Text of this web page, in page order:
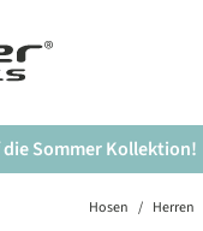
die Sommer Kollektion!
Hosen / Herren